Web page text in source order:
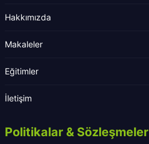
Hakkımızda
Makaleler
Eğitimler
İletişim
Politikalar & Sözleşmeler